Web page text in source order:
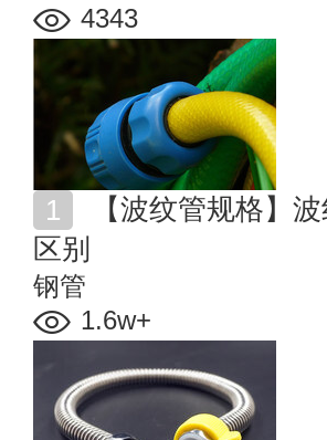
4343
区别
钢管
1.6w+